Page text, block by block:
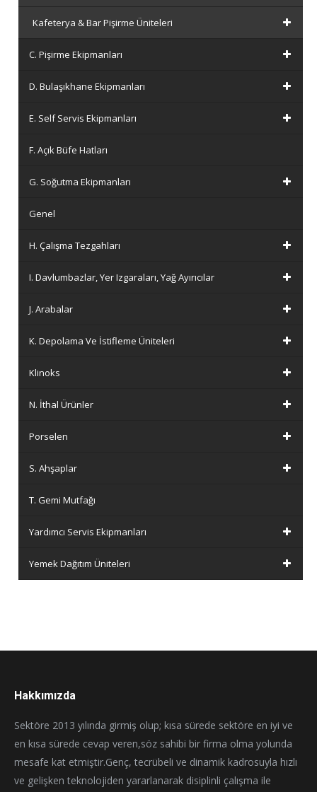
Kafeterya & Bar Pişirme Üniteleri
C. Pişirme Ekipmanları
D. Bulaşıkhane Ekipmanları
E. Self Servis Ekipmanları
F. Açık Büfe Hatları
G. Soğutma Ekipmanları
Genel
H. Çalışma Tezgahları
I. Davlumbazlar, Yer Izgaraları, Yağ Ayırıcılar
J. Arabalar
K. Depolama Ve İstifleme Üniteleri
Klinoks
N. İthal Ürünler
Porselen
S. Ahşaplar
T. Gemi Mutfağı
Yardımcı Servis Ekipmanları
Yemek Dağıtım Üniteleri
Hakkımızda
Sektöre 2013 yılında girmiş olup; kısa sürede sektöre en iyi ve
en kısa sürede cevap veren,söz sahibi bir firma olma yolunda
mesafe kat etmiştir.Genç, tecrübeli ve dinamik kadrosuyla hızlı
ve gelişken teknolojiden yararlanarak disiplinli çalışma ile